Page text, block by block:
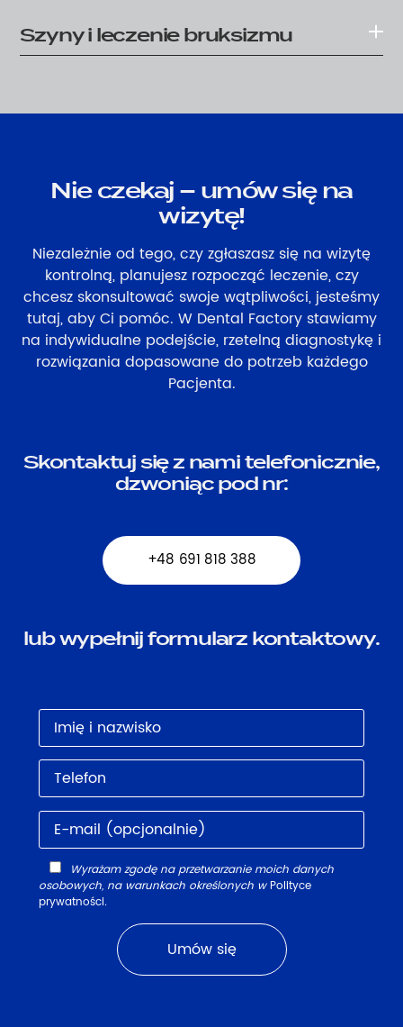
Szyny i leczenie bruksizmu
Nie czekaj – umów się na
wizytę!
Niezależnie od tego, czy zgłaszasz się na wizytę
kontrolną, planujesz rozpocząć leczenie, czy
chcesz skonsultować swoje wątpliwości, jesteśmy
tutaj, aby Ci pomóc. W Dental Factory stawiamy
na indywidualne podejście, rzetelną diagnostykę i
rozwiązania dopasowane do potrzeb każdego
Pacjenta.
Skontaktuj się z nami telefonicznie,
dzwoniąc pod nr:
+48 691 818 388
lub wypełnij formularz kontaktowy.
Wyrażam zgodę na przetwarzanie moich danych
osobowych, na warunkach określonych wPolityce
prywatności.